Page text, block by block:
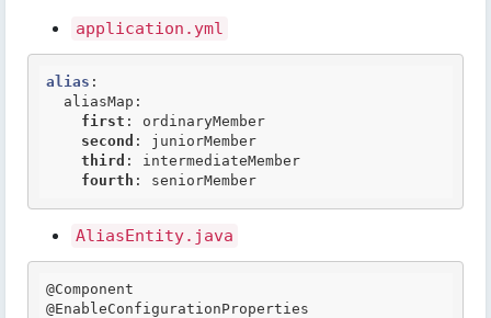
application.yml
alias :
first : ordinaryMember
second : juniorMember
third : intermediateMember
fourth : seniorMember
AliasEntity.java
@Component
@EnableConfigurationProperties